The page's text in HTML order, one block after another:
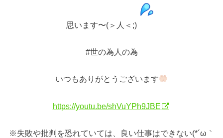
思います〜(＞人＜;)
#世の為人の為
いつもありがとうございます
https://youtu.be/shVuYPh9JBE
※失敗や批判を恐れていては、良い仕事はできない(*´ω｀